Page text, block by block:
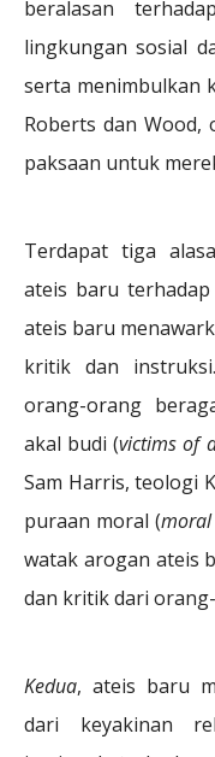
beralasan
lingkungan sosial
serta menimbulkan
Roberts dan Wood,
paksaan untuk
Terdapat tiga
ateis baru terhadap
ateis baru
kritik dan
orang-orang
akal budi (victims of
Sam Harris, teologi
puraan moral (moral
watak arogan ateis
dan kritik dari
Kedua, ateis baru
dari keyakinan